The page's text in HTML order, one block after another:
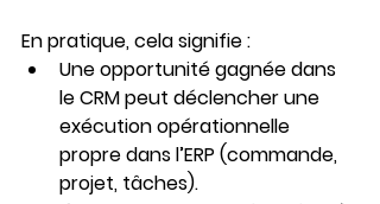
En pratique, cela signifie :
Une opportunité gagnée dans
le CRM peut déclencher une
exécution opérationnelle
propre dans l’ERP (commande,
projet, tâches).